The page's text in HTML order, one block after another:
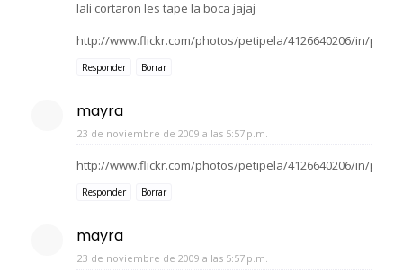
lali cortaron les tape la boca jajaj
http://www.flickr.com/photos/petipela/4126640206/in/
Responder Borrar
mayra
23 de noviembre de 2009 a las 5:57 p.m.
http://www.flickr.com/photos/petipela/4126640206/in/
Responder Borrar
mayra
23 de noviembre de 2009 a las 5:57 p.m.